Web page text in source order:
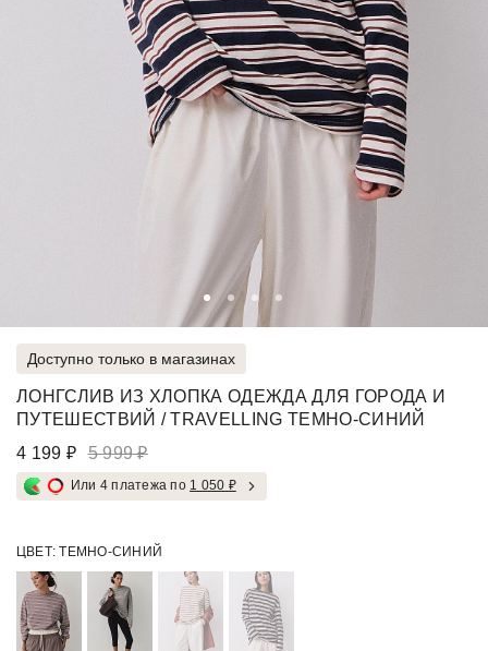
Доступно только в магазинах
ЛОНГСЛИВ ИЗ ХЛОПКА ОДЕЖДА ДЛЯ ГОРОДА И
ПУТЕШЕСТВИЙ / TRAVELLING ТЕМНО-СИНИЙ
4 199 ₽
5 999 ₽
Или 4 платежа по 1 050 ₽
ЦВЕТ:ТЕМНО-СИНИЙ